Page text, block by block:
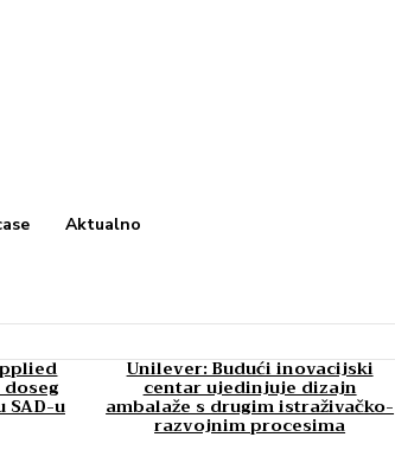
Aktualno
SAD-u
Unilever: Budući inovacijski
centar ujedinjuje dizajn
ambalaže s drugim istraživačko-
razvojnim procesima